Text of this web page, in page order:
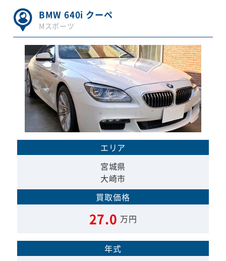
BMW 640i クーペ
Mスポーツ
エリア
宮城県
大崎市
買取価格
27.0 万円
年式